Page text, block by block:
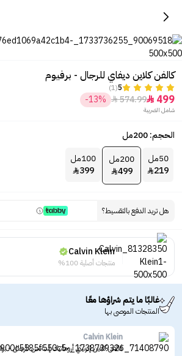
كالفن كلاين ديفاي للرجال - برفيوم
5
(1)
499

574.99

-13%
شامل الضريبة
الحجم: 200مل
50مل
219

200مل
499

100مل
399

هل تريد الدفع بالتقسيط؟
Calvin Klein
منتجات أصلية 100%
غالبًا ما يتم شراؤها معًا
المنتجات الموصى بها
Calvin Klein
كالفن كلاين إترنيتي أروماتيك إسانس للرجال -